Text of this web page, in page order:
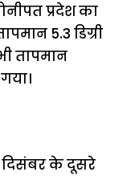
प्रदेश का
5.3 डिग्री
तापमान
के दूसरे